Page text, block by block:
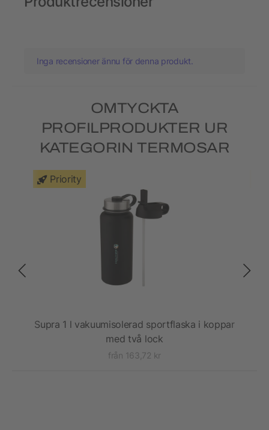
Inga recensioner ännu för denna produkt.
OMTYCKTA
PROFILPRODUKTER UR
KATEGORIN TERMOSAR
Priority
Supra 1 l vakuumisolerad sportflaska i koppar
med två lock
från 163,72 kr